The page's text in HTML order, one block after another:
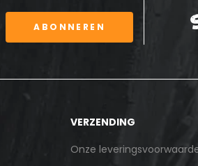
ABONNEREN
VERZENDING
Onze